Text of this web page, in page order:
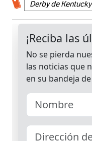
Derby de Kentucky